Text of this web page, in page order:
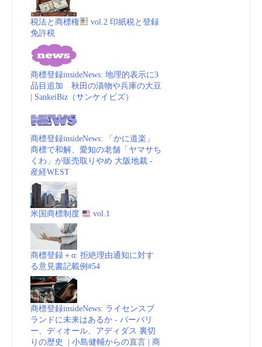
税法と商標権
vol.2 印紙税と登録
免許税
商標登録insideNews: 地理的表示に3
品目追加 秋田の漬物や兵庫の大豆
| SankeiBiz（サンケイビズ）
商標登録insideNews: 「かに道楽」
商標で和解、愛知の老舗「ヤマサち
くわ」が販売取りやめ 大阪地裁 -
産経WEST
米国商標制度 vol.1
商標登録＋α: 拒絶理由通知に対す
る意見書記載例#54
商標登録insideNews: ライセンスブ
ランドに未来はあるか - バーバリ
ー、ディオール、アディダス 裏切
りの歴史 | 小島健輔からの直言 | 商